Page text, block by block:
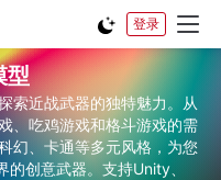
登录
型
索近战武器的独特魅力。从
、吃鸡游戏和格斗游戏的需
幻、卡通等多元风格，为您
创意武器。支持Unity、